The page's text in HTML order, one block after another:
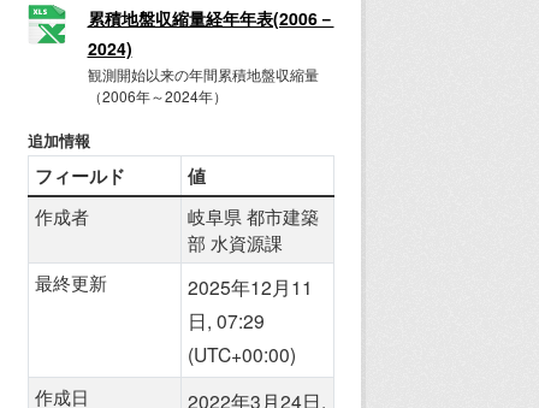
累積地盤収縮量経年年表(2006－
2024)
観測開始以来の年間累積地盤収縮量
（2006年～2024年）
追加情報
フィールド 値
作成者
岐阜県 都市建築
部 水資源課
最終更新
2025年12月11
日, 07:29
(UTC+00:00)
作成日 2022年3月24日,